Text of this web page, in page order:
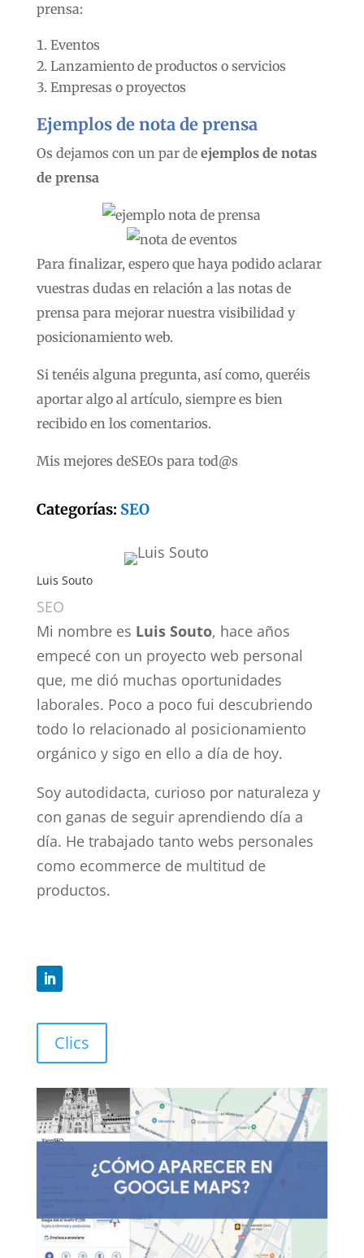
prensa:
Eventos
Lanzamiento de productos o servicios
Empresas o proyectos
Ejemplos de nota de prensa
Os dejamos con un par de ejemplos de notas
de prensa
Para finalizar, espero que haya podido aclarar
vuestras dudas en relación a las notas de
prensa para mejorar nuestra visibilidad y
posicionamiento web.
Si tenéis alguna pregunta, así como, queréis
aportar algo al artículo, siempre es bien
recibido en los comentarios.
Mis mejores deSEOs para tod@s
Categorías: SEO
Luis Souto
SEO
Mi nombre es Luis Souto, hace años
empecé con un proyecto web personal
que, me dió muchas oportunidades
laborales. Poco a poco fui descubriendo
todo lo relacionado al posicionamiento
orgánico y sigo en ello a día de hoy.
Soy autodidacta, curioso por naturaleza y
con ganas de seguir aprendiendo día a
día. He trabajado tanto webs personales
como ecommerce de multitud de
productos.
Clics